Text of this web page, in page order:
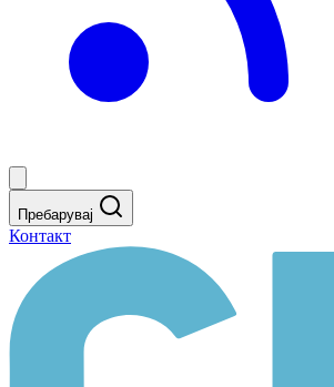
Пребарувај
Контакт